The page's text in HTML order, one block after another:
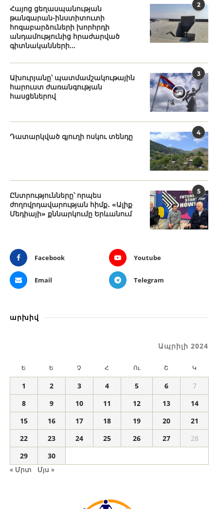
2
Հայոց ցեղասպանության
թանգարան-ինստիտուտի
հոգաբարձուների խորհրդի
անդամությունից հրաժարված
գիտնականների...
3
Ախուրյանը՝ պատմամշակութային
հարուստ ժառանգության
հասցեներով
4
Դատարկված գյուղի ոսկու տենդը
5
Ընտրությունները՝ որպես
ժողովրդավարության հիմք․ «Ալիք
Մեդիայի» քննարկումը Երևանում
Facebook Youtube
Email Telegram
արխիվ
Ապրիլի 2024
Ե Ե Չ Հ Ու Շ Կ
1 2 3 4 5 6
7
8
9 10 11 12 13
14
15
16 17 18 19 20
21
22
23 24 25 26 27
28
29
30
« Մրտ
Մյս »